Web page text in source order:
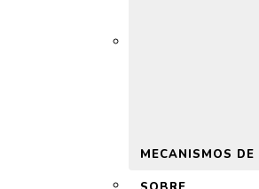
MECANISMOS DE